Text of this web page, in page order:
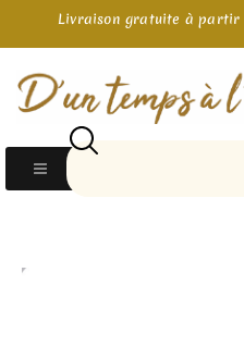
Livraison gratuite à partir